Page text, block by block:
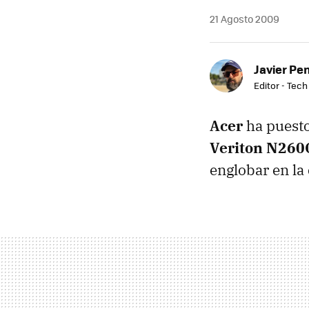
21 Agosto 2009
Javier
Editor - Tech
Acerha
Veriton
englobar en